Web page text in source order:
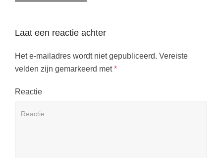
Laat een reactie achter
Het e-mailadres wordt niet gepubliceerd. Vereiste
velden zijn gemarkeerd met*
Reactie